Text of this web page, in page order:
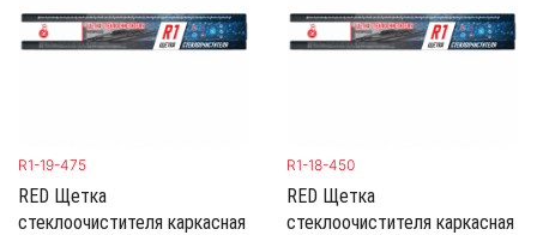
R1-19-475
RED Щетка
стеклоочистителя каркасная
R1-18-450
RED Щетка
стеклоочистителя каркасная